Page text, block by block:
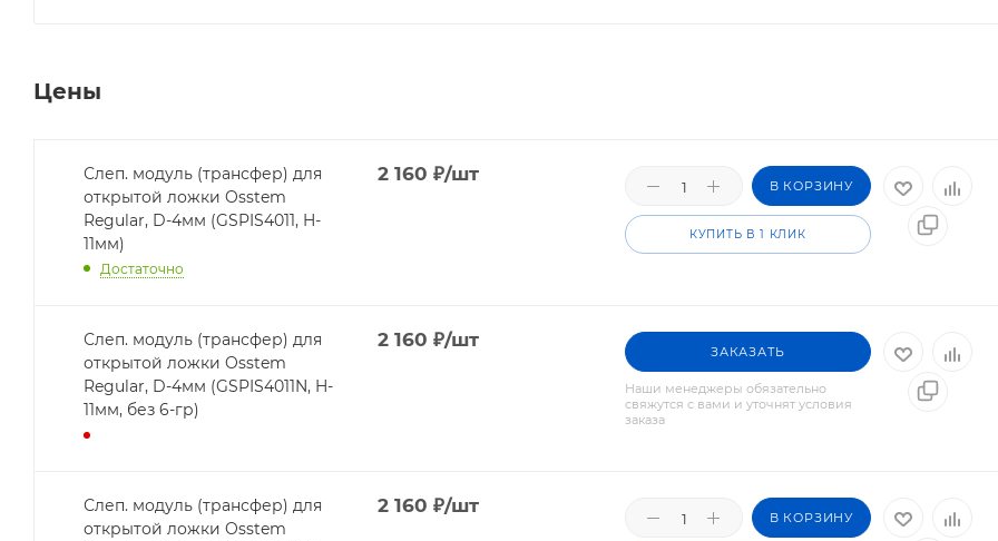
Цены
Слеп. модуль (трансфер) для
открытой ложки Osstem
Regular, D-4мм (GSPIS4011, H-
11мм)
Достаточно
2 160 ₽/шт
В КОРЗИНУ
КУПИТЬ В 1 КЛИК
Слеп. модуль (трансфер) для
открытой ложки Osstem
Regular, D-4мм (GSPIS4011N, H-
11мм, без 6-гр)
2 160 ₽/шт
ЗАКАЗАТЬ
Наши менеджеры обязательно
свяжутся с вами и уточнят условия
заказа
Слеп. модуль (трансфер) для
открытой ложки Osstem
2 160 ₽/шт
В КОРЗИНУ